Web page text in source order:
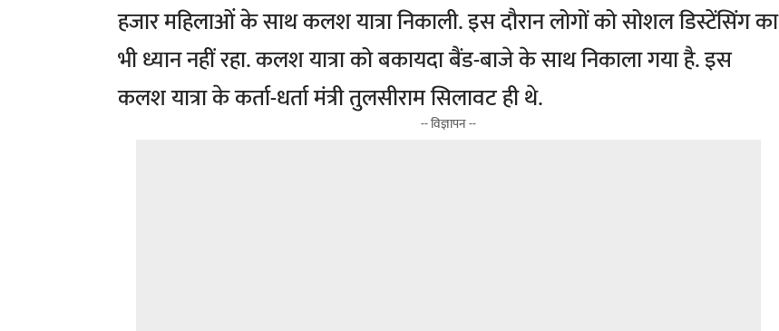
हजार महिलाओं के साथ कलश यात्रा निकाली. इस दौरान लोगों को सोशल डिस्टेंसिंग का
भी ध्यान नहीं रहा. कलश यात्रा को बकायदा बैंड-बाजे के साथ निकाला गया है. इस
कलश यात्रा के कर्ता-धर्ता मंत्री तुलसीराम सिलावट ही थे.
-- विज्ञापन --